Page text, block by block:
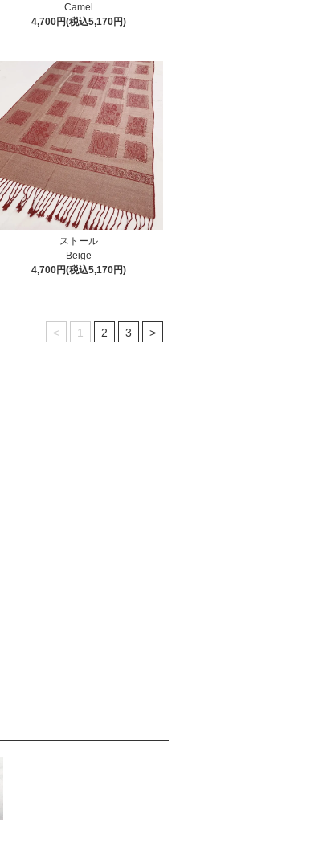
Camel
4,700円(税込5,170円)
ストール
Beige
4,700円(税込5,170円)
< 1 2 3 >